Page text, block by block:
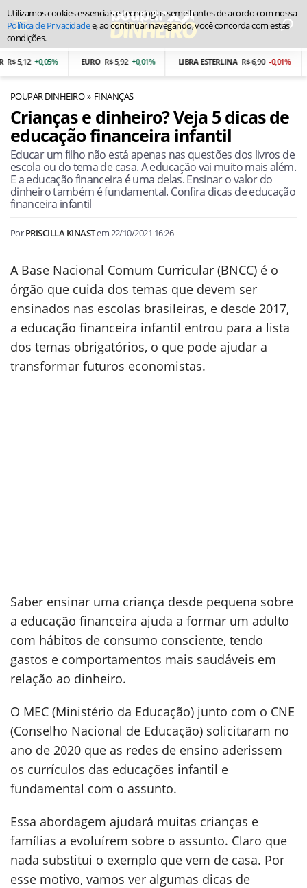
5,12 +0,05% EURO R$ 5,92 +0,01% LIBRA ESTERLINA R$ 6,90 -0,01%
POUPAR DINHEIRO FINANÇAS
Crianças e dinheiro? Veja 5 dicas de
educação financeira infantil
Educar um filho não está apenas nas questões dos livros de
escola ou do tema de casa. A educação vai muito mais além.
E a educação financeira é uma delas. Ensinar o valor do
dinheiro também é fundamental. Confira dicas de educação
financeira infantil
PorPRISCILLA KINASTem22/10/2021 16:26
A Base Nacional Comum Curricular (BNCC) é o
órgão que cuida dos temas que devem ser
ensinados nas escolas brasileiras, e desde 2017,
a educação financeira infantil entrou para a lista
dos temas obrigatórios, o que pode ajudar a
transformar futuros economistas.
Saber ensinar uma criança desde pequena sobre
a educação financeira ajuda a formar um adulto
com hábitos de consumo consciente, tendo
gastos e comportamentos mais saudáveis em
relação ao dinheiro.
O MEC (Ministério da Educação) junto com o CNE
(Conselho Nacional de Educação) solicitaram no
ano de 2020 que as redes de ensino aderissem
os currículos das educações infantil e
fundamental com o assunto.
Essa abordagem ajudará muitas crianças e
famílias a evoluírem sobre o assunto. Claro que
nada substitui o exemplo que vem de casa. Por
esse motivo, vamos ver algumas dicas de
Utilizamos cookies essenciais e tecnologias semelhantes de acordo com nossa
Política de Privacidadee, ao continuar navegando, você concorda com estas
condições.